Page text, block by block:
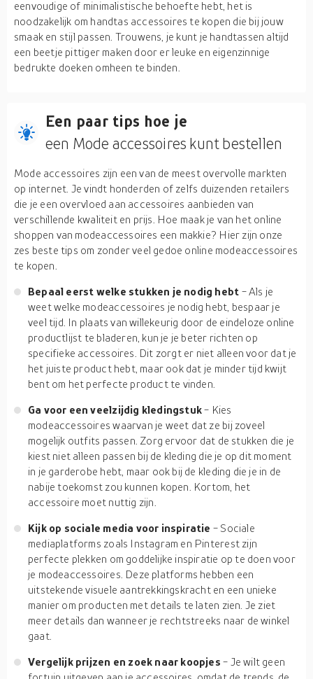
eenvoudige of minimalistische behoefte hebt, het is
noodzakelijk om handtas accessoires te kopen die bij jouw
smaak en stijl passen. Trouwens, je kunt je handtassen altijd
een beetje pittiger maken door er leuke en eigenzinnige
bedrukte doeken omheen te binden.
Een paar tips hoe je
een Mode accessoires kunt bestellen
Mode accessoires zijn een van de meest overvolle markten
op internet. Je vindt honderden of zelfs duizenden retailers
die je een overvloed aan accessoires aanbieden van
verschillende kwaliteit en prijs. Hoe maak je van het online
shoppen van modeaccessoires een makkie? Hier zijn onze
zes beste tips om zonder veel gedoe online modeaccessoires
te kopen.
Bepaal eerst welke stukken je nodig hebt - Als je
weet welke modeaccessoires je nodig hebt, bespaar je
veel tijd. In plaats van willekeurig door de eindeloze online
productlijst te bladeren, kun je je beter richten op
specifieke accessoires. Dit zorgt er niet alleen voor dat je
het juiste product hebt, maar ook dat je minder tijd kwijt
bent om het perfecte product te vinden.
Ga voor een veelzijdig kledingstuk- Kies
modeaccessoires waarvan je weet dat ze bij zoveel
mogelijk outfits passen. Zorg ervoor dat de stukken die je
kiest niet alleen passen bij de kleding die je op dit moment
in je garderobe hebt, maar ook bij de kleding die je in de
nabije toekomst zou kunnen kopen. Kortom, het
accessoire moet nuttig zijn.
Kijk op sociale media voor inspiratie - Sociale
mediaplatforms zoals Instagram en Pinterest zijn
perfecte plekken om goddelijke inspiratie op te doen voor
je modeaccessoires. Deze platforms hebben een
uitstekende visuele aantrekkingskracht en een unieke
manier om producten met details te laten zien. Je ziet
meer details dan wanneer je rechtstreeks naar de winkel
gaat.
Vergelijk prijzen en zoek naar koopjes- Je wilt geen